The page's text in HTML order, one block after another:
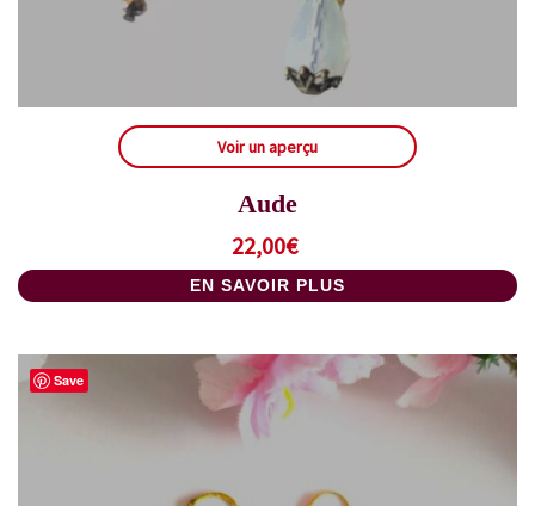
Voir un aperçu
Aude
22,00€
EN SAVOIR PLUS
Save